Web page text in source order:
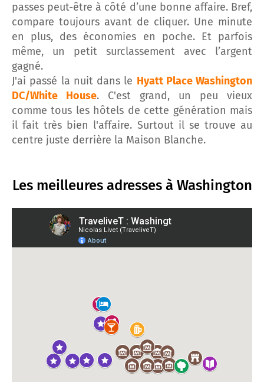
passes peut-être à côté d’une bonne affaire. Bref,
compare toujours avant de cliquer. Une minute
en plus, des économies en poche. Et parfois
même, un petit surclassement avec l’argent
gagné.
J'ai passé la nuit dans le Hyatt Place Washington
DC/White House. C'est grand, un peu vieux
comme tous les hôtels de cette génération mais
il fait très bien l'affaire. Surtout il se trouve au
centre juste derrière la Maison Blanche.
Les meilleures adresses à Washington